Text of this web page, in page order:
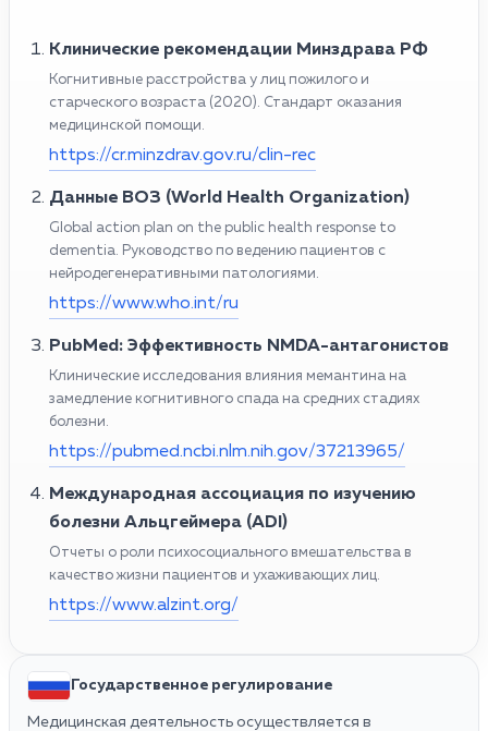
Клинические рекомендации Минздрава РФ
Когнитивные расстройства у лиц пожилого и
старческого возраста (2020). Стандарт оказания
медицинской помощи.
https://cr.minzdrav.gov.ru/clin-rec
Данные ВОЗ (World Health Organization)
Global action plan on the public health response to
dementia. Руководство по ведению пациентов с
нейродегенеративными патологиями.
https://www.who.int/ru
PubMed: Эффективность NMDA-антагонистов
Клинические исследования влияния мемантина на
замедление когнитивного спада на средних стадиях
болезни.
https://pubmed.ncbi.nlm.nih.gov/37213965/
Международная ассоциация по изучению
болезни Альцгеймера (ADI)
Отчеты о роли психосоциального вмешательства в
качество жизни пациентов и ухаживающих лиц.
https://www.alzint.org/
Государственное регулирование
Медицинская деятельность осуществляется в